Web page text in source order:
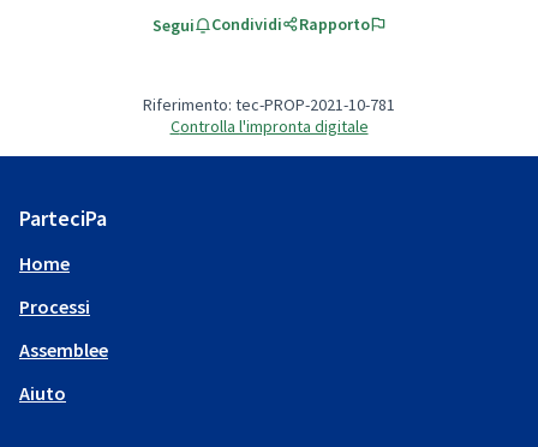
Segui Condividi Rapporto
Riferimento: tec-PROP-2021-10-781
Controlla l'impronta digitale
ParteciPa
Home
Processi
Assemblee
Aiuto